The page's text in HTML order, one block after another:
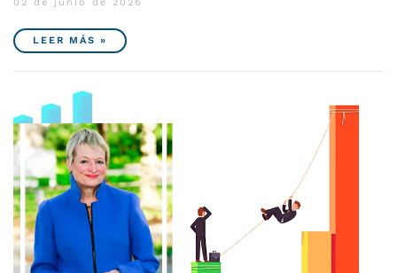
02 de junio de 2026
LEER MÁS »